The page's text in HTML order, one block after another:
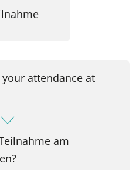
attendance at
am